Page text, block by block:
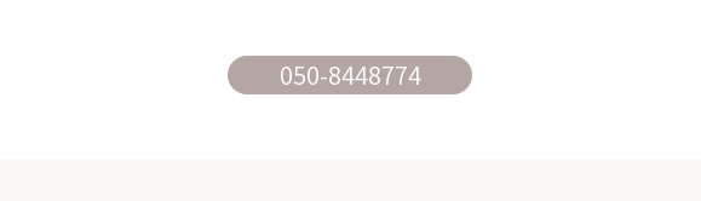
050-8448774